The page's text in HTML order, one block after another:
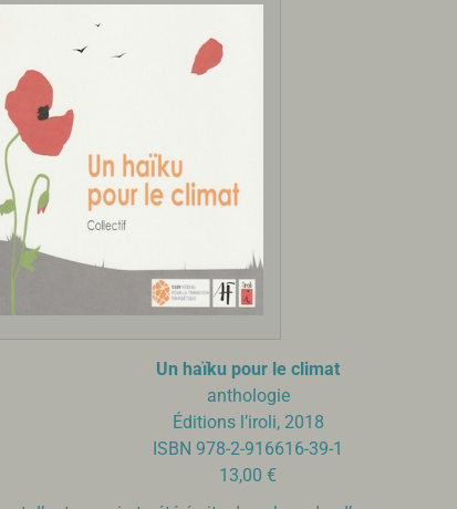
Un haïku pour le climat
anthologie
Éditions l’iroli, 2018
ISBN 978-2-916616-39-1
13,00 €